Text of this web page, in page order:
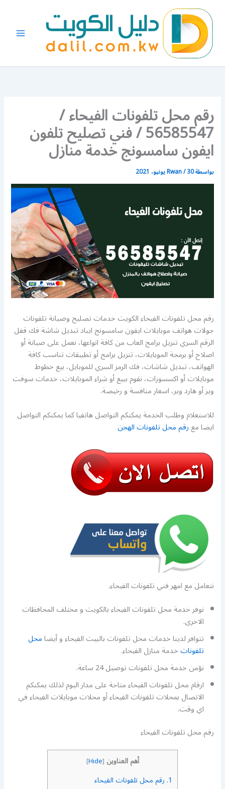
المحتوى
رقم محل تلفونات الفيحاء /
56585547 / فني تصليح تلفون
ايفون سامسونج خدمة منازل
بواسطة Rwan/30 يونيو، 2021
رقم محل تلفونات الفيحاء الكويت خدمات تصليح وصيانة تلفونات
جولات هواتف موبايلات ايفون سامسونج ايباد تبديل شاشة فك قفل
الرقم السري تنزيل برامج العاب من كافة انواعها، نعمل على صيانة أو
اصلاح أو برمجة الموبايلات، تنزيل برامج أو تطبيقات تناسب كافة
الهواتف، تبديل شاشات، فك الرمز السري للموبايل، بيع خطوط
موبايلات أو اكسسورات، نقوم ببيع أو شراء الموبايلات، خدمات سوفت
وير أو هارد وير، اسعار منافسة و رخيصة.
للاستعلام وطلب الخدمة يمكنكم التواصل هاتفيا كما يمكنكم التواصل
ايضا معرقم محل تلفونات الهجن
نتعامل مع امهر فني تلفونات الفيحاء.
نوفر خدمة محل تلفونات الفيحاء بالكويت و مختلف المحافظات
الاخرى.
تتوافر لدينا خدمات محل تلفونات بالبيت الفيحاء و أيضامحل
تلفوناتخدمة منازل الفيحاء.
نؤمن خدمة محل تلفونات توصيل 24 ساعة.
ارقام محل تلفونات الفيحاء متاحة على مدار اليوم لذلك يمكنكم
الاتصال بمحلات تلفونات الفيحاء أو محلات موبايلات الفيحاء في
اي وقت.
رقم محل تلفونات الفيحاء
أهم العناوين [
Hide
]
1. رقم محل تلفونات الفيحاء